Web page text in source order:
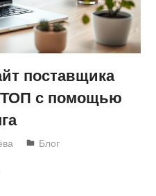
поставщика
ТОП с помощью
Блог